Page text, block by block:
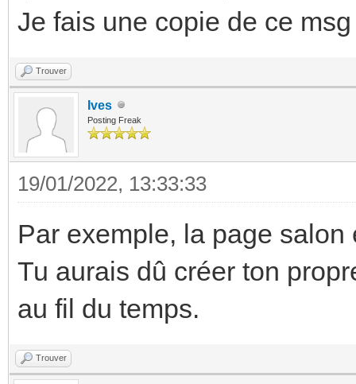
Je fais une copie de ce
Trouver
Ives
Posting Freak
19/01/2022, 13:33:33
Par exemple, la page
Tu aurais dû créer ton
au fil du temps.
Trouver